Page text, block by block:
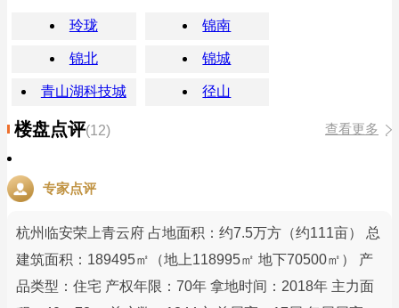
玲珑 锦南
锦北 锦城
青山湖科技城 径山
楼盘点评(12) 查看更多
专家点评
杭州临安荣上青云府 占地面积：约7.5万方（约111亩） 总
建筑面积：189495㎡（地上118995㎡ 地下70500㎡） 产
品类型：住宅 产权年限：70年 拿地时间：2018年 主力面